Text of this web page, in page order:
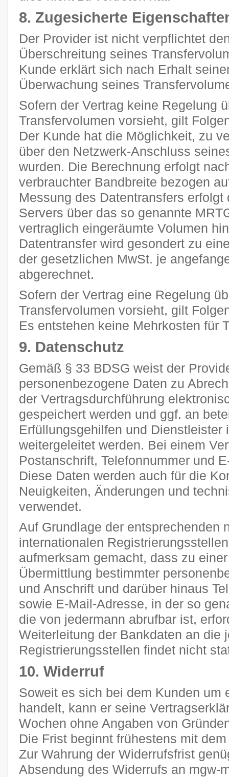
8. Zugesicherte
Der Provider ist nicht verpflichtet
Überschreitung seines
Kunde erklärt sich nach Erhalt
Überwachung seines
Sofern der Vertrag keine Regelung
Transfervolumen vorsieht, gilt
Der Kunde hat die Möglichkeit, zu
über den Netzwerk-Anschluss
wurden. Die Berechnung erfolgt
verbrauchter Bandbreite bezogen
Messung des Datentransfers
Servers über das so genannte
vertraglich eingeräumte Volumen
Datentransfer wird gesondert zu
der gesetzlichen MwSt. je
abgerechnet.
Sofern der Vertrag eine Regelung
Transfervolumen vorsieht, gilt
Es entstehen keine Mehrkosten für
9. Datenschutz
Gemäß § 33 BDSG weist der
personenbezogene Daten zu
der Vertragsdurchführung
gespeichert werden und ggf. an
Erfüllungsgehilfen und Dienstleister
weitergeleitet werden. Bei einem
Postanschrift, Telefonnummer und
Diese Daten werden auch für die
Neuigkeiten, Änderungen und
verwendet.
Auf Grundlage der entsprechenden
internationalen
aufmerksam gemacht, dass zu
Übermittlung bestimmter
und Anschrift und darüber hinaus
sowie E-Mail-Adresse, in der so
die von jedermann abrufbar ist,
Weiterleitung der Bankdaten an die
Registrierungsstellen findet nicht
10. Widerruf
Soweit es sich bei dem Kunden um
handelt, kann er seine
Wochen ohne Angaben von
Die Frist beginnt frühestens mit
Zur Wahrung der Widerrufsfrist
Absendung des Widerrufs an mgw-